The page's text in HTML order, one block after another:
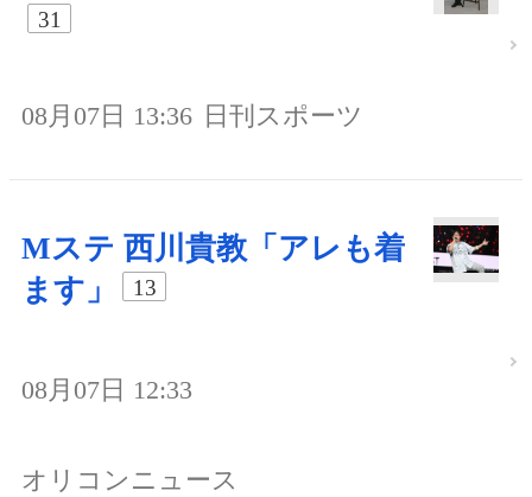
31
08月07日 13:36 日刊スポーツ
Mステ 西川貴教「アレも着
ます」
13
08月07日 12:33
オリコンニュース